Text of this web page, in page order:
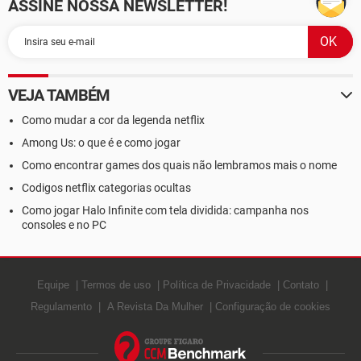
ASSINE NOSSA NEWSLETTER!
VEJA TAMBÉM
Como mudar a cor da legenda netflix
Among Us: o que é e como jogar
Como encontrar games dos quais não lembramos mais o nome
Codigos netflix categorias ocultas
Como jogar Halo Infinite com tela dividida: campanha nos
consoles e no PC
Equipe Termos de uso Política de Privacidade
Contato
Regulamento
A Revista Da Mulher Configuração de cookies